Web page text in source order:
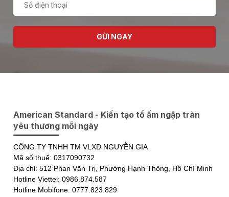
GỬI NGAY
American Standard - Kiến tạo tổ ấm ngập tràn
yêu thương mỗi ngày
CÔNG TY TNHH TM VLXD NGUYỄN GIA
Mã số thuế: 0317090732
Địa chỉ: 512 Phan Văn Trị, Phường Hạnh Thông, Hồ Chí Minh
Hotline Viettel: 0986.874.587
Hotline Mobifone: 0777.823.829